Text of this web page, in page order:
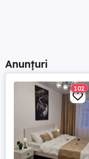
Anunțuri
102